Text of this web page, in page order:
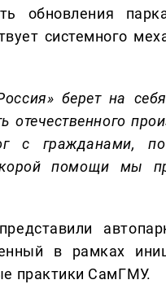
обновления
системного
берет на
с гражданами,
помощи мы
в рамках
практики СамГМУ.